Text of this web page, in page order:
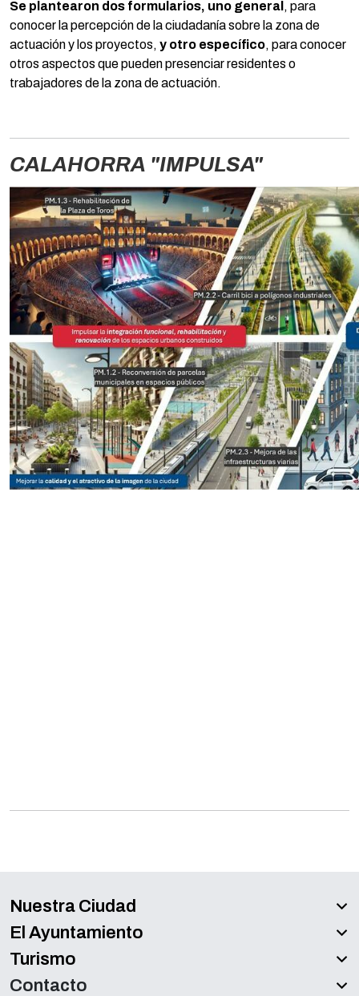
Se plantearon dos formularios, uno general , para
conocer la percepción de la ciudadanía sobre la zona de
actuación y los proyectos, y otro específico, para conocer
otros aspectos que pueden presenciar residentes o
trabajadores de la zona de actuación.
CALAHORRA "IMPULSA"
Nuestra Ciudad
El Ayuntamiento
Turismo
Contacto